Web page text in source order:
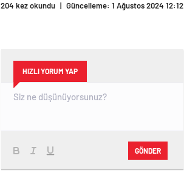
204 kez okundu | Güncelleme: 1 Ağustos 2024 12:12
HIZLI YORUM YAP
GÖNDER